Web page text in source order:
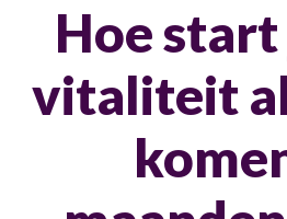
Hoe
vitaliteit